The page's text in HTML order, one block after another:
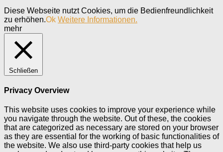
Diese Webseite nutzt Cookies, um die Bedienfreundlichkeit
zu erhöhen.Ok Weitere Informationen.
mehr
Schließen
Privacy Overview
This website uses cookies to improve your experience while
you navigate through the website. Out of these, the cookies
that are categorized as necessary are stored on your browser
as they are essential for the working of basic functionalities of
the website. We also use third-party cookies that help us